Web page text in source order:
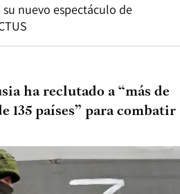
nuevo espectáculo de
ha reclutado a “más de
135 países” para combatir